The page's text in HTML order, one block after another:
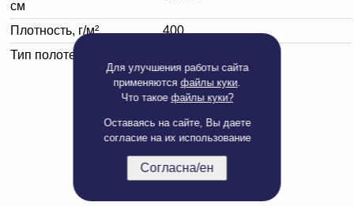
Для улучшения работы сайта
применяютсяфайлы куки.
Что такое файлы куки?
Оставаясь на сайте, Вы даете
согласие на их использование
Согласна/ен
см
Плотность, г/м²
400
Тип полотенца
Полная версия сайта